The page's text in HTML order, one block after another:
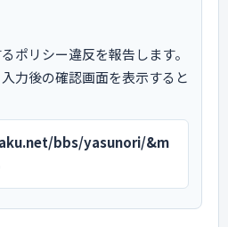
ポリシー違反を報告します。
力後の確認画面を表示すると
bbs/yasunori/&m